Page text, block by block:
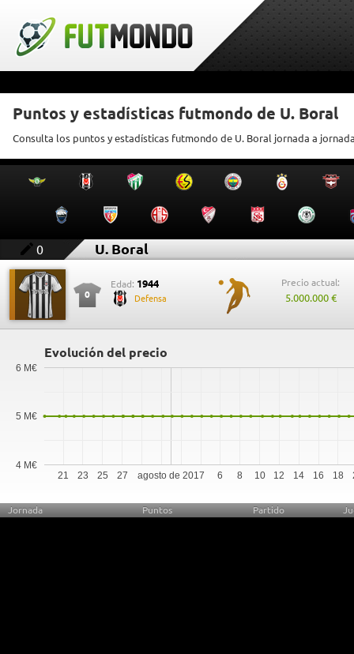
Puntos y estadísticas futmondo de U. Boral
Consulta los puntos y estadísticas futmondo de U. Boral jornada a
0 U. Boral
0
Edad: 1944
Defensa
Precio actual:
5.000.000 €
Evolución del precio
agosto de 2017
21 23 25 27 6 8 10 12 14 16 18
4 M€
5 M€
6 M€
Jornada Puntos Partido